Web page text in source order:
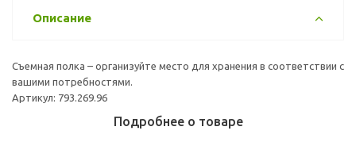
Описание
Съемная полка – организуйте место для хранения в соответствии с
вашими потребностями.
Артикул: 793.269.96
Подробнее о товаре